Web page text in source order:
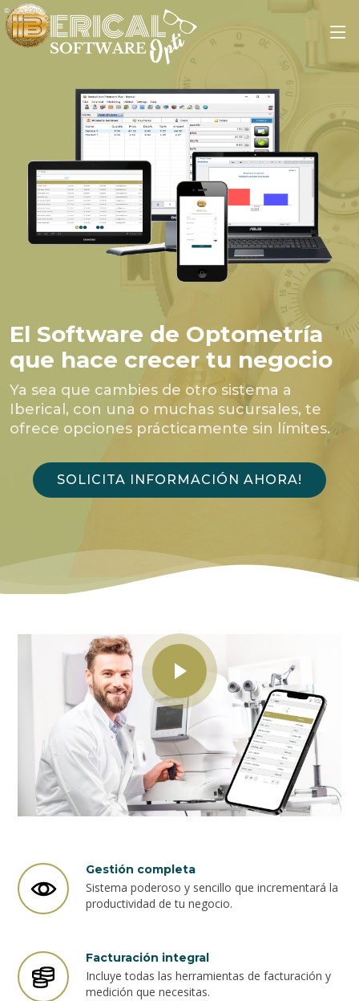
El Software de Optometría
que hace crecer tu negocio
Ya sea que cambies de otro sistema a
Iberical, con una o muchas sucursales, te
ofrece opciones prácticamente sin límites.
SOLICITA INFORMACIÓN AHORA!
Gestión completa
Sistema poderoso y sencillo que incrementará la
productividad de tu negocio.
Facturación integral
Incluye todas las herramientas de facturación y
medición que necesitas.